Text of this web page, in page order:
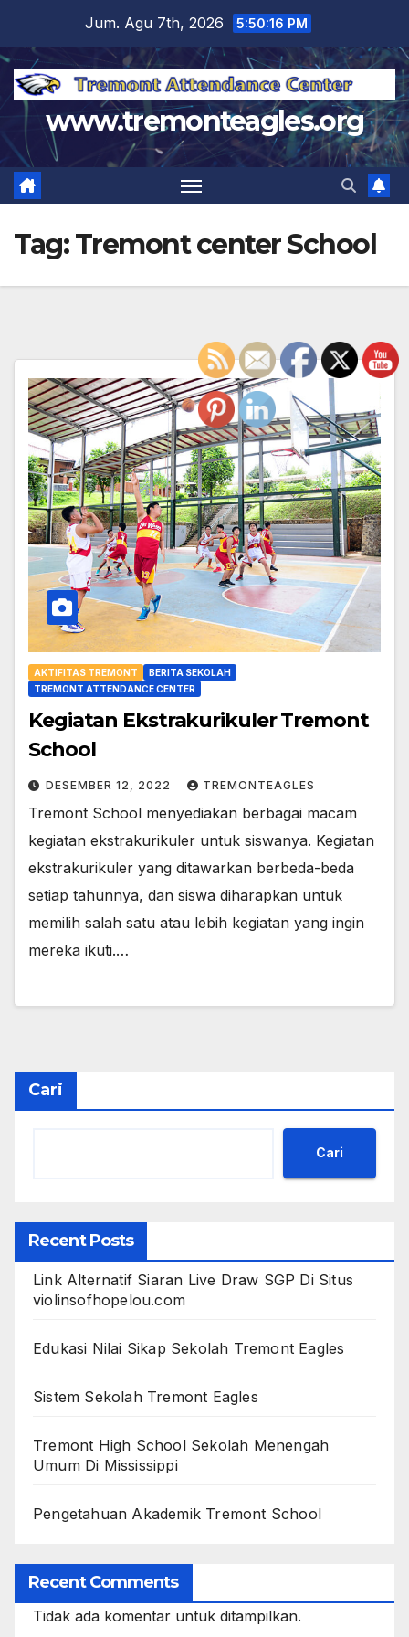
content
Jum. Agu 7th, 2026 5:50:17 PM
www.tremonteagles.org
Tag:Tremont center School
AKTIFITAS TREMONT
BERITA SEKOLAH
TREMONT ATTENDANCE CENTER
Kegiatan Ekstrakurikuler Tremont
School
DESEMBER 12, 2022 TREMONTEAGLES
Tremont School menyediakan berbagai macam
kegiatan ekstrakurikuler untuk siswanya. Kegiatan
ekstrakurikuler yang ditawarkan berbeda-beda
setiap tahunnya, dan siswa diharapkan untuk
memilih salah satu atau lebih kegiatan yang ingin
mereka ikuti.…
Cari
Cari
Recent Posts
Link Alternatif Siaran Live Draw SGP Di Situs
violinsofhopelou.com
Edukasi Nilai Sikap Sekolah Tremont Eagles
Sistem Sekolah Tremont Eagles
Tremont High School Sekolah Menengah
Umum Di Mississippi
Pengetahuan Akademik Tremont School
Recent Comments
Tidak ada komentar untuk ditampilkan.